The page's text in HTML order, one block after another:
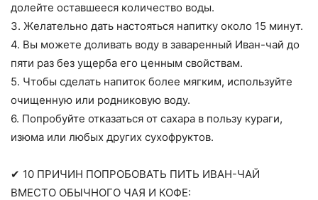
долейте оставшееся количество воды.
3. Желательно дать настояться напитку около 15 минут.
4. Вы можете доливать воду в заваренный Иван-чай до
пяти раз без ущерба его ценным свойствам.
5. Чтобы сделать напиток более мягким, используйте
очищенную или родниковую воду.
6. Попробуйте отказаться от сахара в пользу кураги,
изюма или любых других сухофруктов.
✔ 10 ПРИЧИН ПОПРОБОВАТЬ ПИТЬ ИВАН-ЧАЙ
ВМЕСТО ОБЫЧНОГО ЧАЯ И КОФЕ: